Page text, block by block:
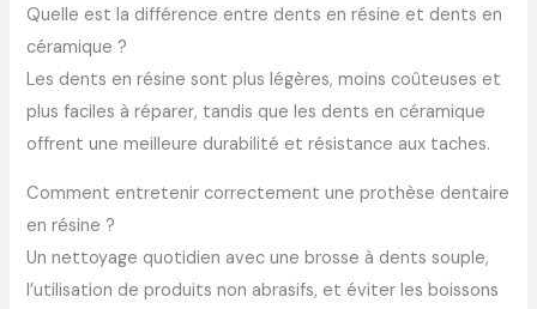
Quelle est la différence entre dents en résine et dents en
céramique ?
Les dents en résine sont plus légères, moins coûteuses et
plus faciles à réparer, tandis que les dents en céramique
offrent une meilleure durabilité et résistance aux taches.
Comment entretenir correctement une prothèse dentaire
en résine ?
Un nettoyage quotidien avec une brosse à dents souple,
l’utilisation de produits non abrasifs, et éviter les boissons